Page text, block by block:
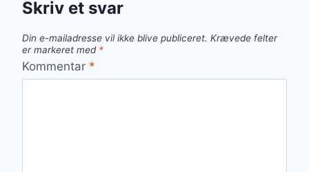
Skriv et svar
Din e-mailadresse vil ikke blive publiceret. Krævede felter
er markeret med *
Kommentar *